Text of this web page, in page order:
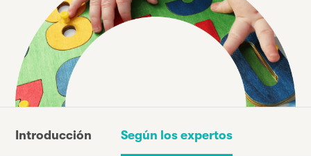
Introducción Según los expertos